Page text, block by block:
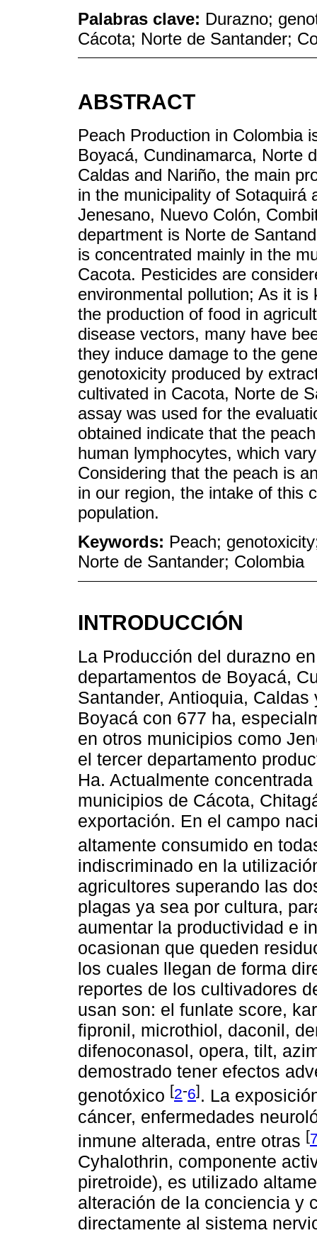
Palabras clave: Durazno;
Cácota; Norte de Santander;
ABSTRACT
Peach Production in Colombia
Boyacá, Cundinamarca, Norte
Caldas and Nariño, the main
in the municipality of Sotaquirá
Jenesano, Nuevo Colón,
department is Norte de
is concentrated mainly in the
Cacota. Pesticides are
environmental pollution; As it
the production of food in
disease vectors, many have
they induce damage to the
genotoxicity produced by
cultivated in Cacota, Norte de
assay was used for the
obtained indicate that the
human lymphocytes, which
Considering that the peach is
in our region, the intake of this
population.
Keywords: Peach;
Norte de Santander; Colombia
INTRODUCCIÓN
La Producción del durazno
departamentos de Boyacá,
Santander, Antioquia,
Boyacá con 677 ha,
en otros municipios como
el tercer departamento
Ha. Actualmente
municipios de Cácota,
exportación. En el campo
altamente consumido en
indiscriminado en la
agricultores superando las
plagas ya sea por cultura,
aumentar la productividad e
ocasionan que queden
los cuales llegan de forma
reportes de los cultivadores
usan son: el funlate score,
fipronil, microthiol, daconil,
difenoconasol, opera, tilt,
demostrado tener efectos
genotóxico [2-6]. La
cáncer, enfermedades
inmune alterada, entre otras [
Cyhalothrin, componente
piretroide), es utilizado
alteración de la conciencia y
directamente al sistema